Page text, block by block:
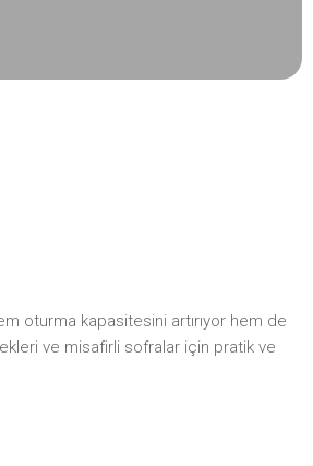
oturma kapasitesini artırıyor hem de
ve misafirli sofralar için pratik ve